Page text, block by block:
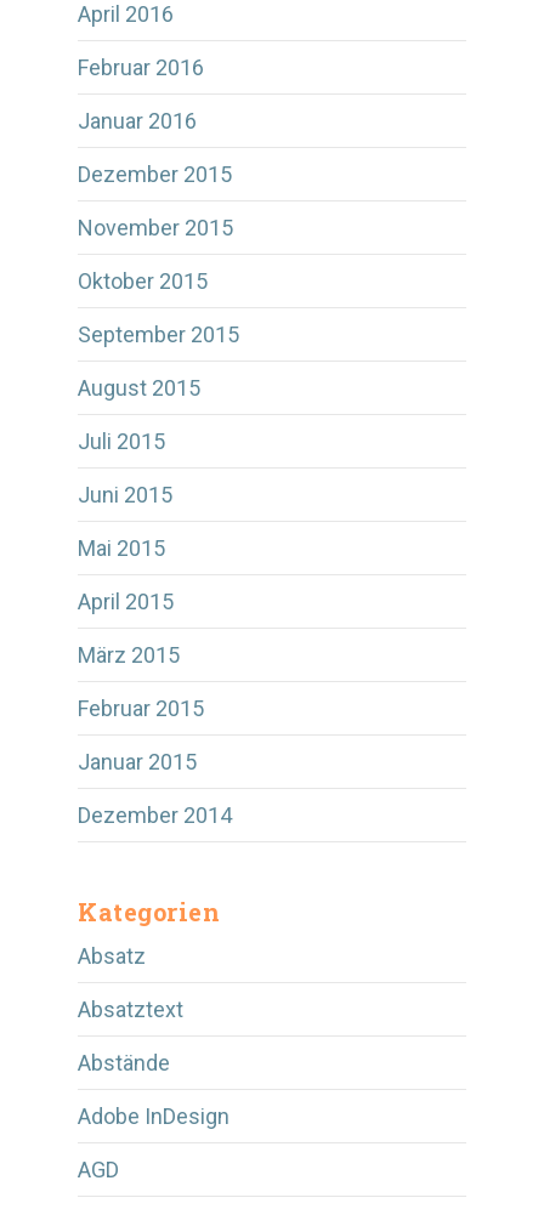
April 2016
Februar 2016
Januar 2016
Dezember 2015
November 2015
Oktober 2015
September 2015
August 2015
Juli 2015
Juni 2015
Mai 2015
April 2015
März 2015
Februar 2015
Januar 2015
Dezember 2014
Kategorien
Absatz
Absatztext
Abstände
Adobe InDesign
AGD